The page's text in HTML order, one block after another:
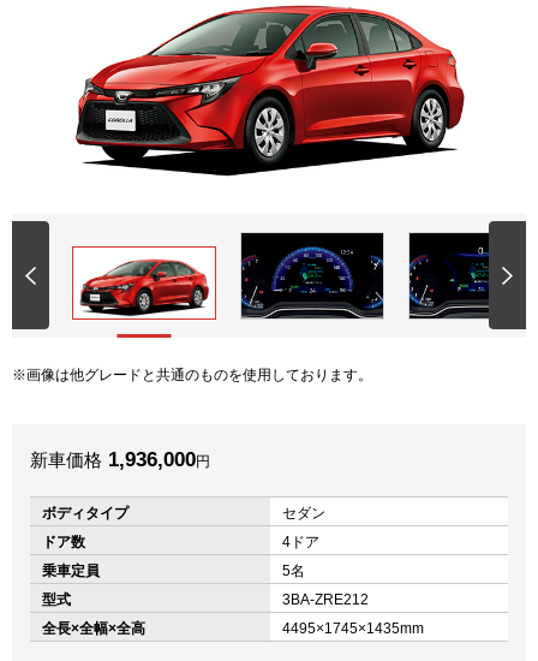
画像は他グレードと共通のものを使用しております。
新車価格 1,936,000円
ボディタイプ
セダン
ドア数
4ドア
乗車定員
5名
型式
3BA-ZRE212
全長×全幅×全高
4495×1745×1435mm